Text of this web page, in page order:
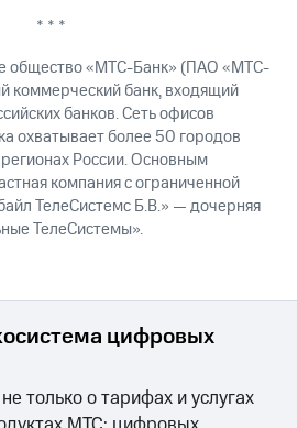
* * *
общество «МТС-Банк» (ПАО «МТС-
коммерческий банк, входящий
банков. Сеть офисов
охватывает более 50 городов
России. Основным
компания с ограниченной
ТелеСистемс Б.В.» — дочерняя
ТелеСистемы».
цифровых
только о тарифах и услугах